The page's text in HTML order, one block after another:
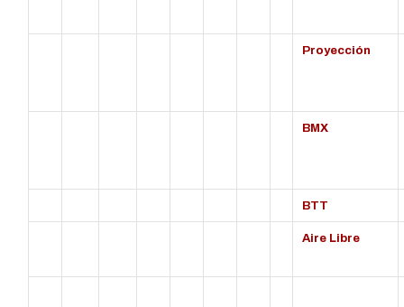
Proyección
BMX
BTT
Aire Libre